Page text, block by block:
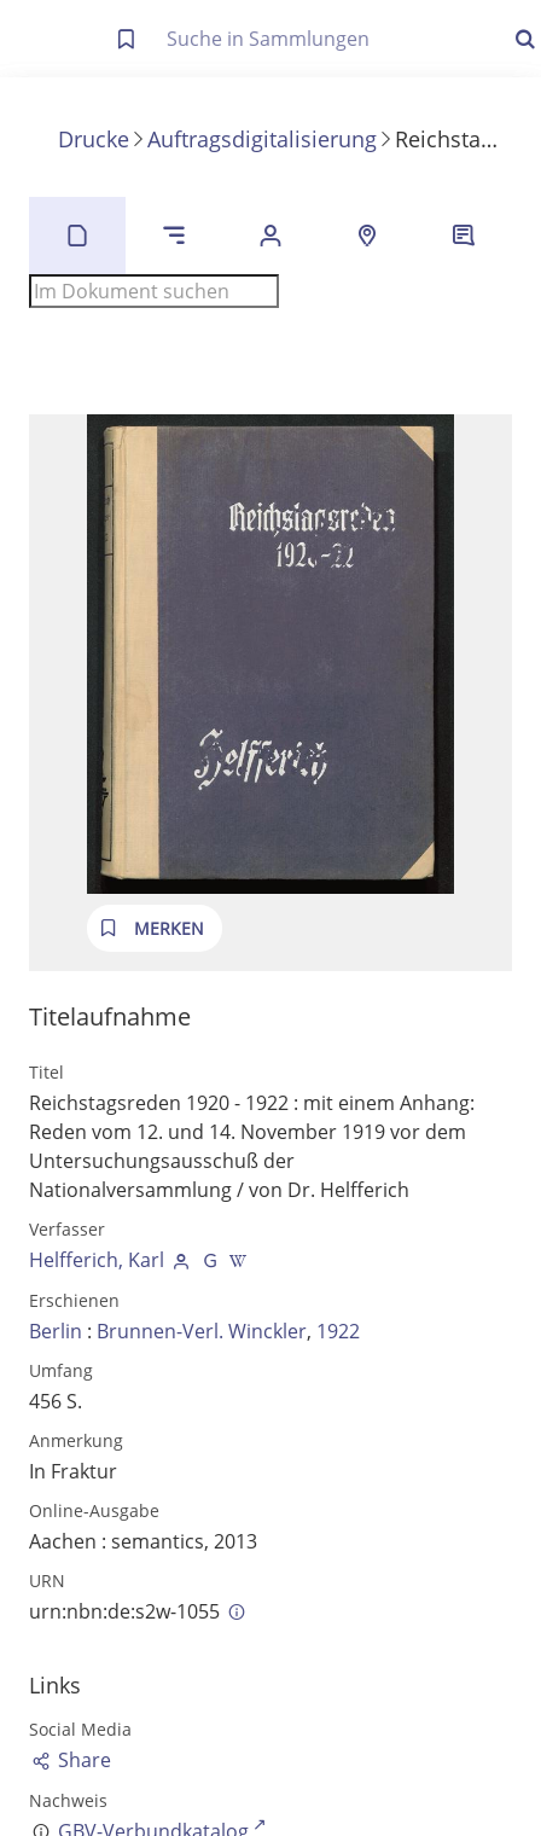
Die letzte Trefferliste besteht aus Ihrer letzten Suche, samt
Anzeigen
Zuletzt gesucht
Volltext und Inhaltsverzeichnis
Suchbegriff
an
Drucke Auftragsdigitalisierung Reichstagsreden 1920 - 1922
MERKEN
Titelaufnahme
Titel
Reichstagsreden 1920 - 1922 : mit einem Anhang:
Reden vom 12. und 14. November 1919 vor dem
Untersuchungsausschuß der
Nationalversammlung/ von Dr. Helfferich
Verfasser
Helfferich, Karl
Erschienen
Berlin : Brunnen-Verl. Winckler, 1922
Umfang
456 S.
Anmerkung
In Fraktur
Online-Ausgabe
Aachen : semantics, 2013
URN
urn:nbn:de:s2w-1055
Links
Social Media
Share
Nachweis